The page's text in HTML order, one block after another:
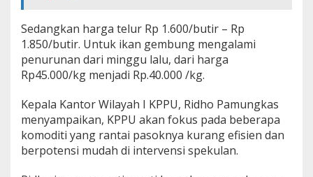
a
t
a
u
Sedangkan harga telur Rp 1.600/butir – Rp
1.850/butir. Untuk ikan gembung mengalami
penurunan dari minggu lalu, dari harga
Rp45.000/kg menjadi Rp.40.000 /kg.
Kepala Kantor Wilayah I KPPU, Ridho Pamungkas
menyampaikan, KPPU akan fokus pada beberapa
komoditi yang rantai pasoknya kurang efisien dan
berpotensi mudah di intervensi spekulan.